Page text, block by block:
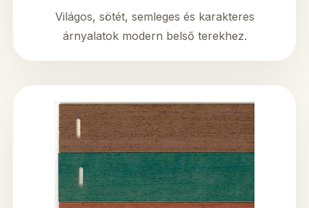
Világos, sötét, semleges és karakteres
árnyalatok modern belső terekhez.